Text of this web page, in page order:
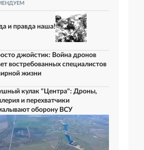
и правда наша!
джойстик: Война дронов
востребованных специалистов
жизни
кулак "Центра": Дроны,
и перехватчики
оборону ВСУ